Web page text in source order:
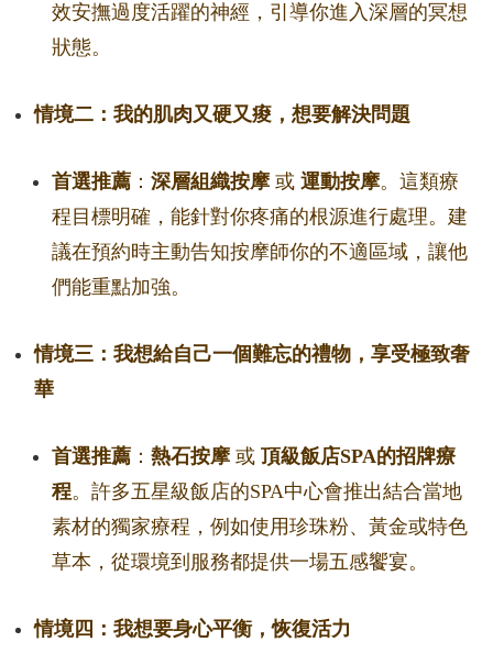
效安撫過度活躍的神經，引導你進入深層的冥想
狀態。
情境二：我的肌肉又硬又痠，想要解決問題
首選推薦 ： 深層組織按摩或 運動按摩。這類療
程目標明確，能針對你疼痛的根源進行處理。建
議在預約時主動告知按摩師你的不適區域，讓他
們能重點加強。
情境三：我想給自己一個難忘的禮物，享受極致奢
華
首選推薦 ： 熱石按摩或 頂級飯店SPA的招牌療
程。許多五星級飯店的SPA中心會推出結合當地
素材的獨家療程，例如使用珍珠粉、黃金或特色
草本，從環境到服務都提供一場五感饗宴。
情境四：我想要身心平衡，恢復活力